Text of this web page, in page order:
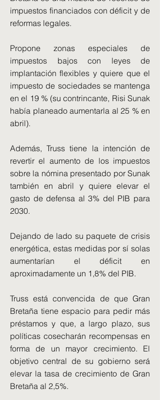
impuestos financiados con déficit y de
reformas legales.
Propone zonas especiales de
impuestos bajos con leyes de
implantación flexibles y quiere que el
impuesto de sociedades se mantenga
en el 19 % (su contrincante, Risi Sunak
había planeado aumentarla al 25 % en
abril).
Además, Truss tiene la intención de
revertir el aumento de los impuestos
sobre la nómina presentado por Sunak
también en abril y quiere elevar el
gasto de defensa al 3% del PIB para
2030.
Dejando de lado su paquete de crisis
energética, estas medidas por sí solas
aumentarían el déficit en
aproximadamente un 1,8% del PIB.
Truss está convencida de que Gran
Bretaña tiene espacio para pedir más
préstamos y que, a largo plazo, sus
políticas cosecharán recompensas en
forma de un mayor crecimiento. El
objetivo central de su gobierno será
elevar la tasa de crecimiento de Gran
Bretaña al 2,5%.